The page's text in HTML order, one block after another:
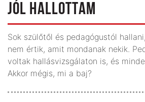
JÓL HALLOTTAM
Sok szülőtől és pedagógustól
nem értik, amit mondanak nekik.
voltak hallásvizsgálaton is, és
Akkor mégis, mi a baj?